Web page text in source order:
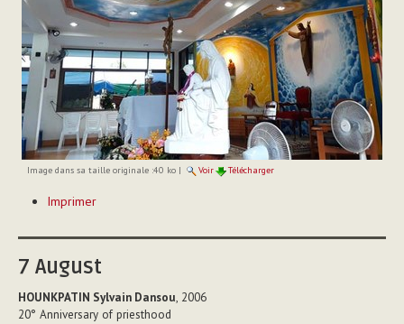
Image dans sa taille originale :40 ko| Voir Télécharger
sur
document
Imprimer
7 August
HOUNKPATIN Sylvain Dansou, 2006
20° Anniversary of priesthood